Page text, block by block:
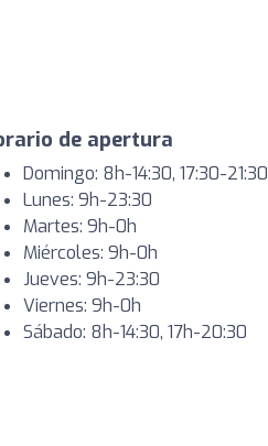
de apertura
Domingo: 8h-14:30, 17:30-21:30
Lunes: 9h-23:30
Martes: 9h-0h
Miércoles: 9h-0h
Jueves: 9h-23:30
Viernes: 9h-0h
Sábado: 8h-14:30, 17h-20:30